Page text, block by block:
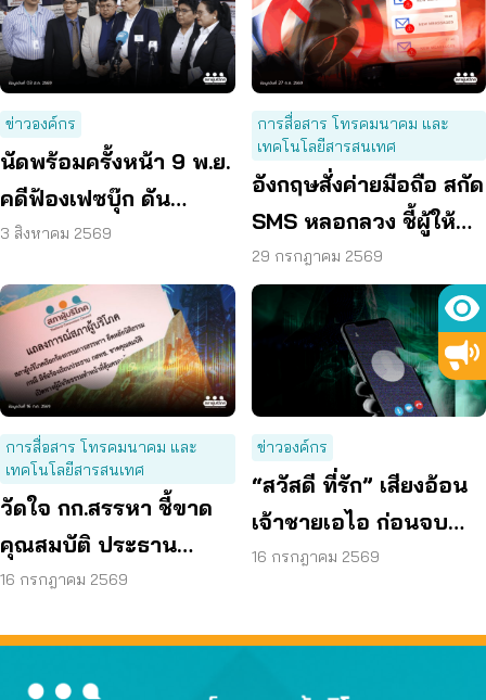
ข่าวองค์กร
นัดพร้อมครั้งหน้า 9 พ.ย.
คดีฟ้องเฟซบุ๊ก ดัน
แพลตฟอร์มร่วมรับผิด
3 สิงหาคม 2569
การสื่อสาร โทรคมนาคม และ
เทคโนโลยีสารสนเทศ
อังกฤษสั่งค่ายมือถือ สกัด
SMS หลอกลวง ชี้ผู้ให้
บริการต้องร่วมรับผิด
29 กรกฎาคม 2569
การสื่อสาร โทรคมนาคม และ
เทคโนโลยีสารสนเทศ
วัดใจ กก.สรรหา ชี้ขาด
คุณสมบัติ ประธาน
กสทช. เปิดทางคนที่ดี
16 กรกฎาคม 2569
ข่าวองค์กร
“สวัสดี ที่รัก” เสียงอ้อน
เจ้าชายเอไอ ก่อนจบ
ด้วย หลอกโอนเงิน
16 กรกฎาคม 2569